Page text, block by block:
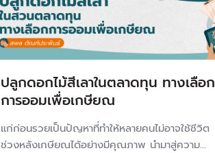
ปลูกดอกไม้สีเลาในตลาดทุน ทางเลือก
การออมเพื่อเกษียณ
แก่ก่อนรวยเป็นปัญหาที่ทำให้หลายคนไม่อาจใช้ชีวิต
ช่วงหลังเกษียณได้อย่างมีคุณภาพ นำมาสู่ความ